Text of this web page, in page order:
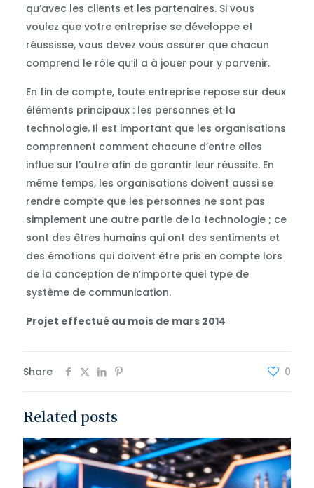
qu’avec les clients et les partenaires. Si vous
voulez que votre entreprise se développe et
réussisse, vous devez vous assurer que chacun
comprend le rôle qu’il a à jouer pour y parvenir.
En fin de compte, toute entreprise repose sur deux
éléments principaux : les personnes et la
technologie. Il est important que les organisations
comprennent comment chacune d’entre elles
influe sur l’autre afin de garantir leur réussite. En
même temps, les organisations doivent aussi se
rendre compte que les personnes ne sont pas
simplement une autre partie de la technologie ; ce
sont des êtres humains qui ont des sentiments et
des émotions qui doivent être pris en compte lors
de la conception de n’importe quel type de
système de communication.
Projet effectué au mois de mars 2014
Share 0
Related posts